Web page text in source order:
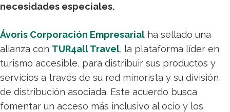
necesidades especiales.
Ávoris Corporación Empresarial ha sellado una
alianza con TUR4all Travel, la plataforma líder en
turismo accesible, para distribuir sus productos y
servicios a través de su red minorista y su división
de distribución asociada. Este acuerdo busca
fomentar un acceso más inclusivo al ocio y los